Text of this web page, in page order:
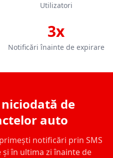
Utilizatori
3x
Notificări înainte de expirare
de
auto
notificări prin SMS
și în ultima zi înainte de